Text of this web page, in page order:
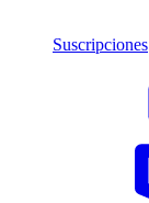
Suscripciones